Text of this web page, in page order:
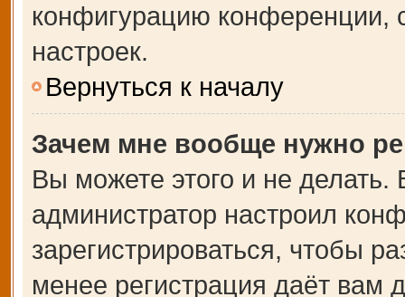
конфигурацию конференции,
настроек.
Вернуться к началу
Зачем мне вообще нужно
Вы можете этого и не делать.
администратор настроил
зарегистрироваться, чтобы
менее регистрация даёт вам